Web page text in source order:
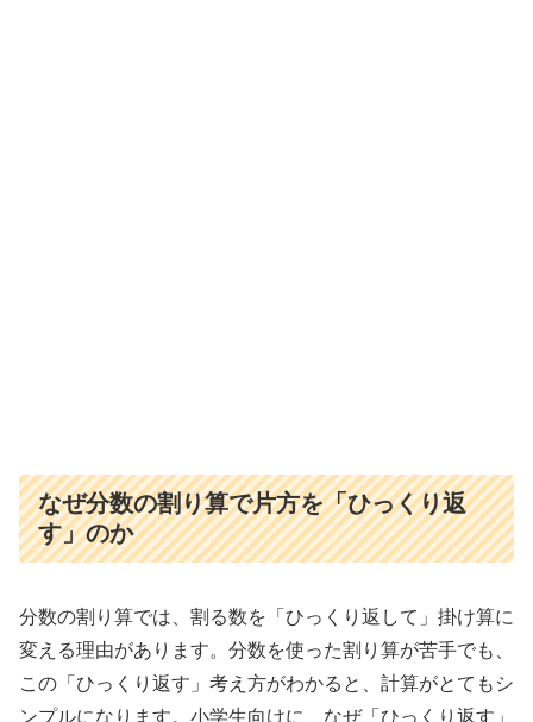
なぜ分数の割り算で片方を「ひっくり返
す」のか
分数の割り算では、割る数を「ひっくり返して」掛け算に
変える理由があります。分数を使った割り算が苦手でも、
この「ひっくり返す」考え方がわかると、計算がとてもシ
ンプルになります。小学生向けに、なぜ「ひっくり返す」